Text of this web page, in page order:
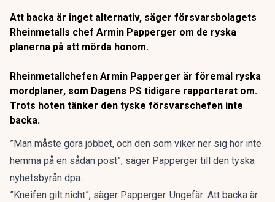
Att backa är inget alternativ, säger försvarsbolagets
Rheinmetalls chef Armin Papperger om de ryska
planerna på att mörda honom.
Rheinmetallchefen Armin Papperger är föremål ryska
mordplaner, som Dagens PS tidigare rapporterat om.
Trots hoten tänker den tyske försvarschefen inte
backa.
”Man måste göra jobbet, och den som viker ner sig hör inte
hemma på en sådan post”, säger Papperger till den tyska
nyhetsbyrån dpa.
”Kneifen gilt nicht”, säger Papperger. Ungefär: Att backa är